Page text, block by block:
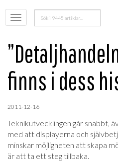
Öppna
menyn
Sök
efter:
finns i dess
2011-12-16
Teknikutvecklingen går snabbt,
med att displayerna och
minskar möjligheten att skapa
är att ta ett steg tillbaka.